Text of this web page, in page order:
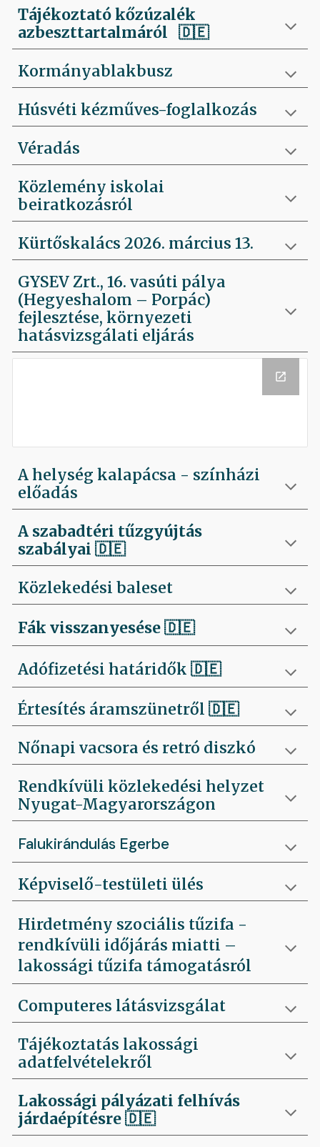
Tájékoztató kőzúzalék
azbeszttartalmáról 🇩🇪
Kormányablakbusz
Húsvéti kézműves-foglalkozás
Véradás
Közlemény iskolai
beiratkozásról
Kürtőskalács 2026. március 13.
GYSEV Zrt., 16. vasúti pálya
(Hegyeshalom – Porpác)
fejlesztése, környezeti
hatásvizsgálati eljárás
A helység kalapácsa - színházi
előadás
A szabadtéri tűzgyújtás
szabályai🇩🇪
Közlekedési baleset
Fák visszanyesése🇩🇪
Adófizetési határidők 🇩🇪
Értesítés áramszünetről 🇩🇪
Nőnapi vacsora és retró diszkó
Rendkívüli közlekedési helyzet
Nyugat-Magyarországon
Falukirándulás Egerbe
Képviselő-testületi ülés
Hirdetmény szociális tűzifa -
rendkívüli időjárás miatti –
lakossági tűzifa támogatásról
Computeres látásvizsgálat
Tájékoztatás lakossági
adatfelvételekről
Lakossági pályázati felhívás
járdaépítésre🇩🇪